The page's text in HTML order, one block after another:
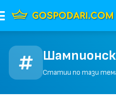
Статии по тази